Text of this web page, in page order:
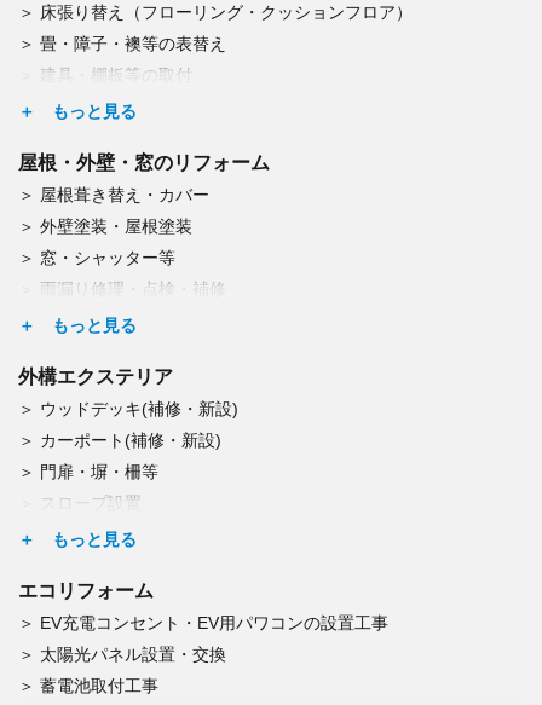
レンジフード交換
IH・ガスコンロ交換
浴室乾燥機取付
給湯器等の交換
蛇口・水栓の調整・修理・交換
エコキュート交換
床張り替え（フローリング・クッションフロア）
畳・障子・襖等の表替え
建具・棚板等の取付
カーテンレール取付
照明・シーリングファン交換
エアコン取付・取外し・廃棄
換気口の修理
収納スペース・オーダー収納家具造作
屋根・外壁・窓のリフォーム
屋根葺き替え・カバー
外壁塗装・屋根塗装
窓・シャッター等
雨漏り修理・点検・補修
雨どい交換(掃除も)
玄関ドア交換
トップライト（天窓）交換
ひび割れの補修
屋根板金工事（修理・葺替・塗装）
雨戸修理・交換
外構エクステリア
ウッドデッキ(補修・新設)
カーポート(補修・新設)
門扉・塀・柵等
スロープ設置
宅配BOX設置
門扉の修理・交換
塀の修理・新設
アスファルト舗装
シロアリ予防・腐朽調査
エコリフォーム
EV充電コンセント・EV用パワコンの設置工事
太陽光パネル設置・交換
蓄電池取付工事